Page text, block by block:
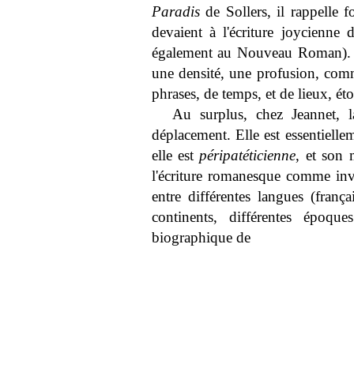
Paradisde Sollers, il rappelle
devaient à l'écriture joycienne
également au Nouveau
une densité, une profusion,
phrases, de temps, et de lieux,
Au surplus, chez
déplacement. Elle est
elle est péripatéticienne, et son
l'écriture romanesque comme
entre différentes langues
continents, différentes
biographique de